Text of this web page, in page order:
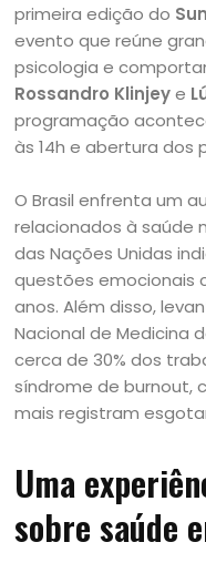
primeira edição do
evento que reúne
psicologia e
Rossandro Klinjeye
programação
às 14h e abertura dos
O Brasil enfrenta um
relacionados à saúde
das Nações Unidas
questões emocionais
anos. Além disso,
Nacional de Medicina
cerca de 30% dos
síndrome de burnout,
mais registram
Uma
sobre saúde